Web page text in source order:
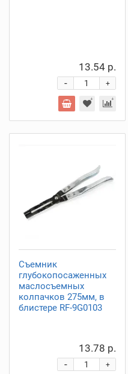
13.54 р.
+
-
Съемник
глубокопосаженных
маслосъемных
колпачков 275мм, в
блистере RF-9G0103
13.78 р.
+
-